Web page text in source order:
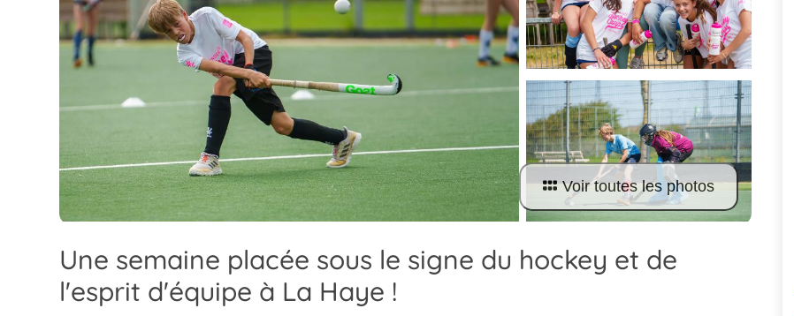
Voir toutes les photos
Une semaine placée sous le signe du hockey et de
l'esprit d'équipe à La Haye !